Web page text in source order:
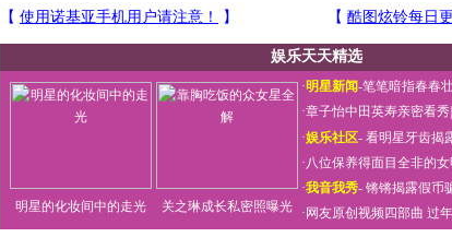
娱乐天天精选
明星的化妆间中的走光 关之琳成长私密照曝光
·明星新闻-笔笔暗指春春
·章子怡中田英寿亲密看秀
·娱乐社区- 看明星牙齿揭
·八位保养得面目全非的女
·我音我秀- 锵锵揭露假币
· 网友原创视频四部曲 过